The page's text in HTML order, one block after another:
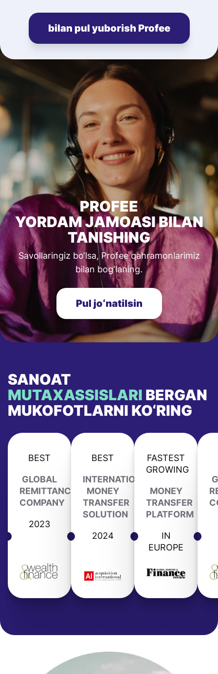
bilan pul yuborish Profee
PROFEE
YORDAM JAMOASI BILAN
TANISHING
Savollaringiz bo‘lsa, Profee qahramonlarimiz
bilan bog‘laning.
Pul joʻnatilsin
SANOAT
MUTAXASSISLARI BERGAN
MUKOFOTLARNI KO‘RING
BEST
GLOBAL
REMITTANCE
COMPANY
2023
BEST
INTERNATIONAL
MONEY
TRANSFER
SOLUTION
2024
FASTEST
GROWING
MONEY
TRANSFER
PLATFORM
IN
EUROPE